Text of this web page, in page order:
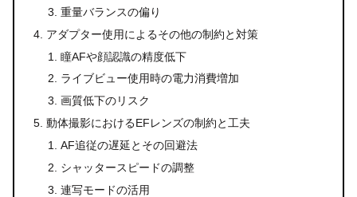
重量バランスの偏り
アダプター使用によるその他の制約と対策
瞳AFや顔認識の精度低下
ライブビュー使用時の電力消費増加
画質低下のリスク
動体撮影におけるEFレンズの制約と工夫
AF追従の遅延とその回避法
シャッタースピードの調整
連写モードの活用